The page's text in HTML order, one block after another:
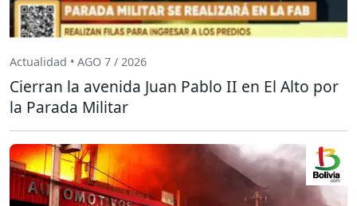
Actualidad • AGO 7 / 2026
Cierran la avenida Juan Pablo II en El Alto por
la Parada Militar